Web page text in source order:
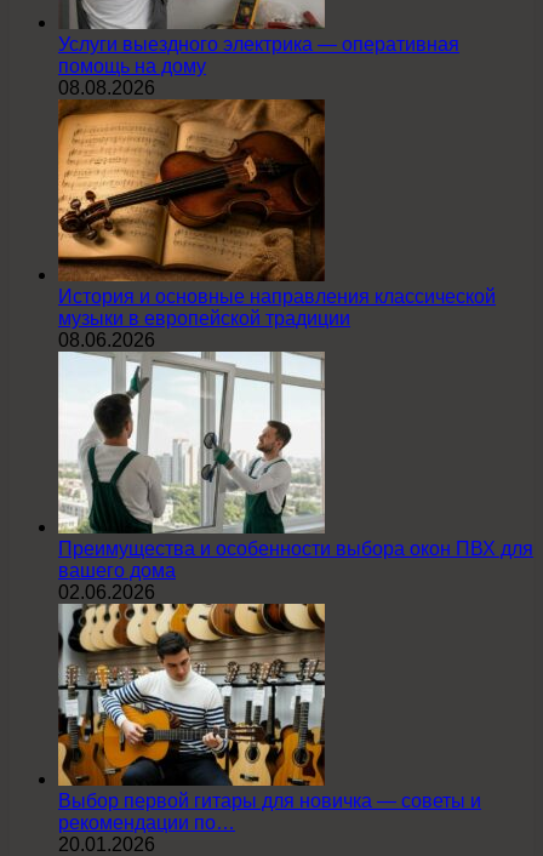
Услуги выездного электрика — оперативная
помощь на дому
08.08.2026
История и основные направления классической
музыки в европейской традиции
08.06.2026
Преимущества и особенности выбора окон ПВХ для
вашего дома
02.06.2026
Выбор первой гитары для новичка — советы и
рекомендации по…
20.01.2026